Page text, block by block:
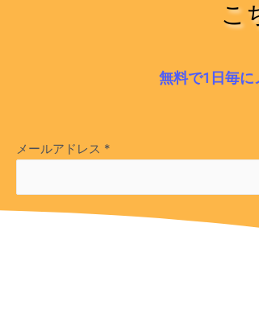
こ
無料で1日毎
メールアドレス *